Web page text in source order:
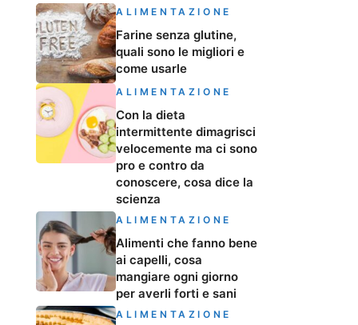
ALIMENTAZIONE
Farine senza glutine,
quali sono le migliori e
come usarle
ALIMENTAZIONE
Con la dieta
intermittente dimagrisci
velocemente ma ci sono
pro e contro da
conoscere, cosa dice la
scienza
ALIMENTAZIONE
Alimenti che fanno bene
ai capelli, cosa
mangiare ogni giorno
per averli forti e sani
ALIMENTAZIONE